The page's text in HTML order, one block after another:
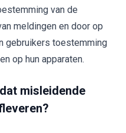
van de
meldingen en door op
gebruikers toestemming
op hun apparaten.
misleidende